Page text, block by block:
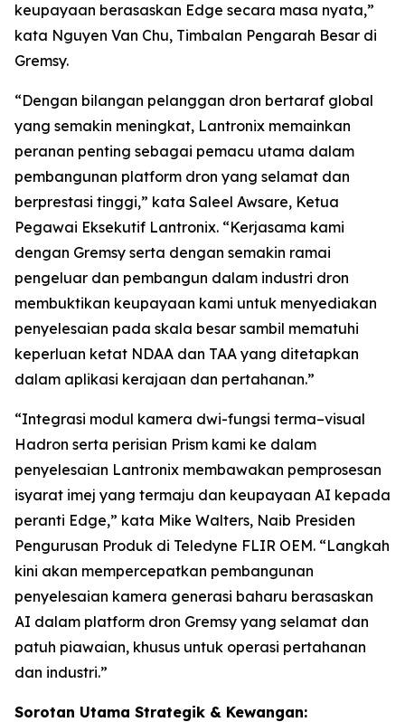
keupayaan berasaskan Edge secara masa nyata,”
kata Nguyen Van Chu, Timbalan Pengarah Besar di
Gremsy.
“Dengan bilangan pelanggan dron bertaraf global
yang semakin meningkat, Lantronix memainkan
peranan penting sebagai pemacu utama dalam
pembangunan platform dron yang selamat dan
berprestasi tinggi,” kata Saleel Awsare, Ketua
Pegawai Eksekutif Lantronix. “Kerjasama kami
dengan Gremsy serta dengan semakin ramai
pengeluar dan pembangun dalam industri dron
membuktikan keupayaan kami untuk menyediakan
penyelesaian pada skala besar sambil mematuhi
keperluan ketat NDAA dan TAA yang ditetapkan
dalam aplikasi kerajaan dan pertahanan.”
“Integrasi modul kamera dwi-fungsi terma–visual
Hadron serta perisian Prism kami ke dalam
penyelesaian Lantronix membawakan pemprosesan
isyarat imej yang termaju dan keupayaan AI kepada
peranti Edge,” kata Mike Walters, Naib Presiden
Pengurusan Produk di Teledyne FLIR OEM. “Langkah
kini akan mempercepatkan pembangunan
penyelesaian kamera generasi baharu berasaskan
AI dalam platform dron Gremsy yang selamat dan
patuh piawaian, khusus untuk operasi pertahanan
dan industri.”
Sorotan Utama Strategik & Kewangan: